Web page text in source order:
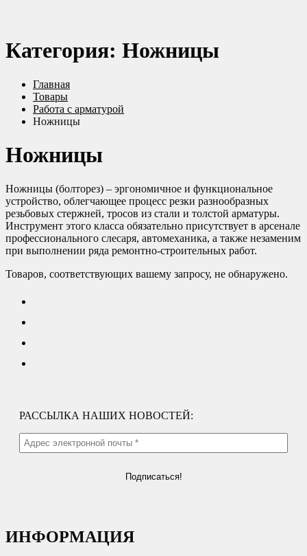
Категория: Ножницы
Главная
Товары
Работа с арматурой
Ножницы
Ножницы
Ножницы (болторез) – эргономичное и функциональное
устройство, облегчающее процесс резки разнообразных
резьбовых стержней, тросов из стали и толстой арматуры.
Инструмент этого класса обязательно присутствует в арсенале
профессионального слесаря, автомеханика, а также незаменим
при выполнении ряда ремонтно-строительных работ.
Товаров, соответствующих вашему запросу, не обнаружено.
РАССЫЛКА НАШИХ НОВОСТЕЙ:
ИНФОРМАЦИЯ